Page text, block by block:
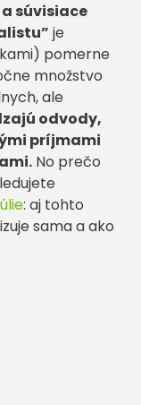
súvisiace
je
pomerne
množstvo
ale
odvody,
príjmami
No prečo
: aj tohto
sama a ako